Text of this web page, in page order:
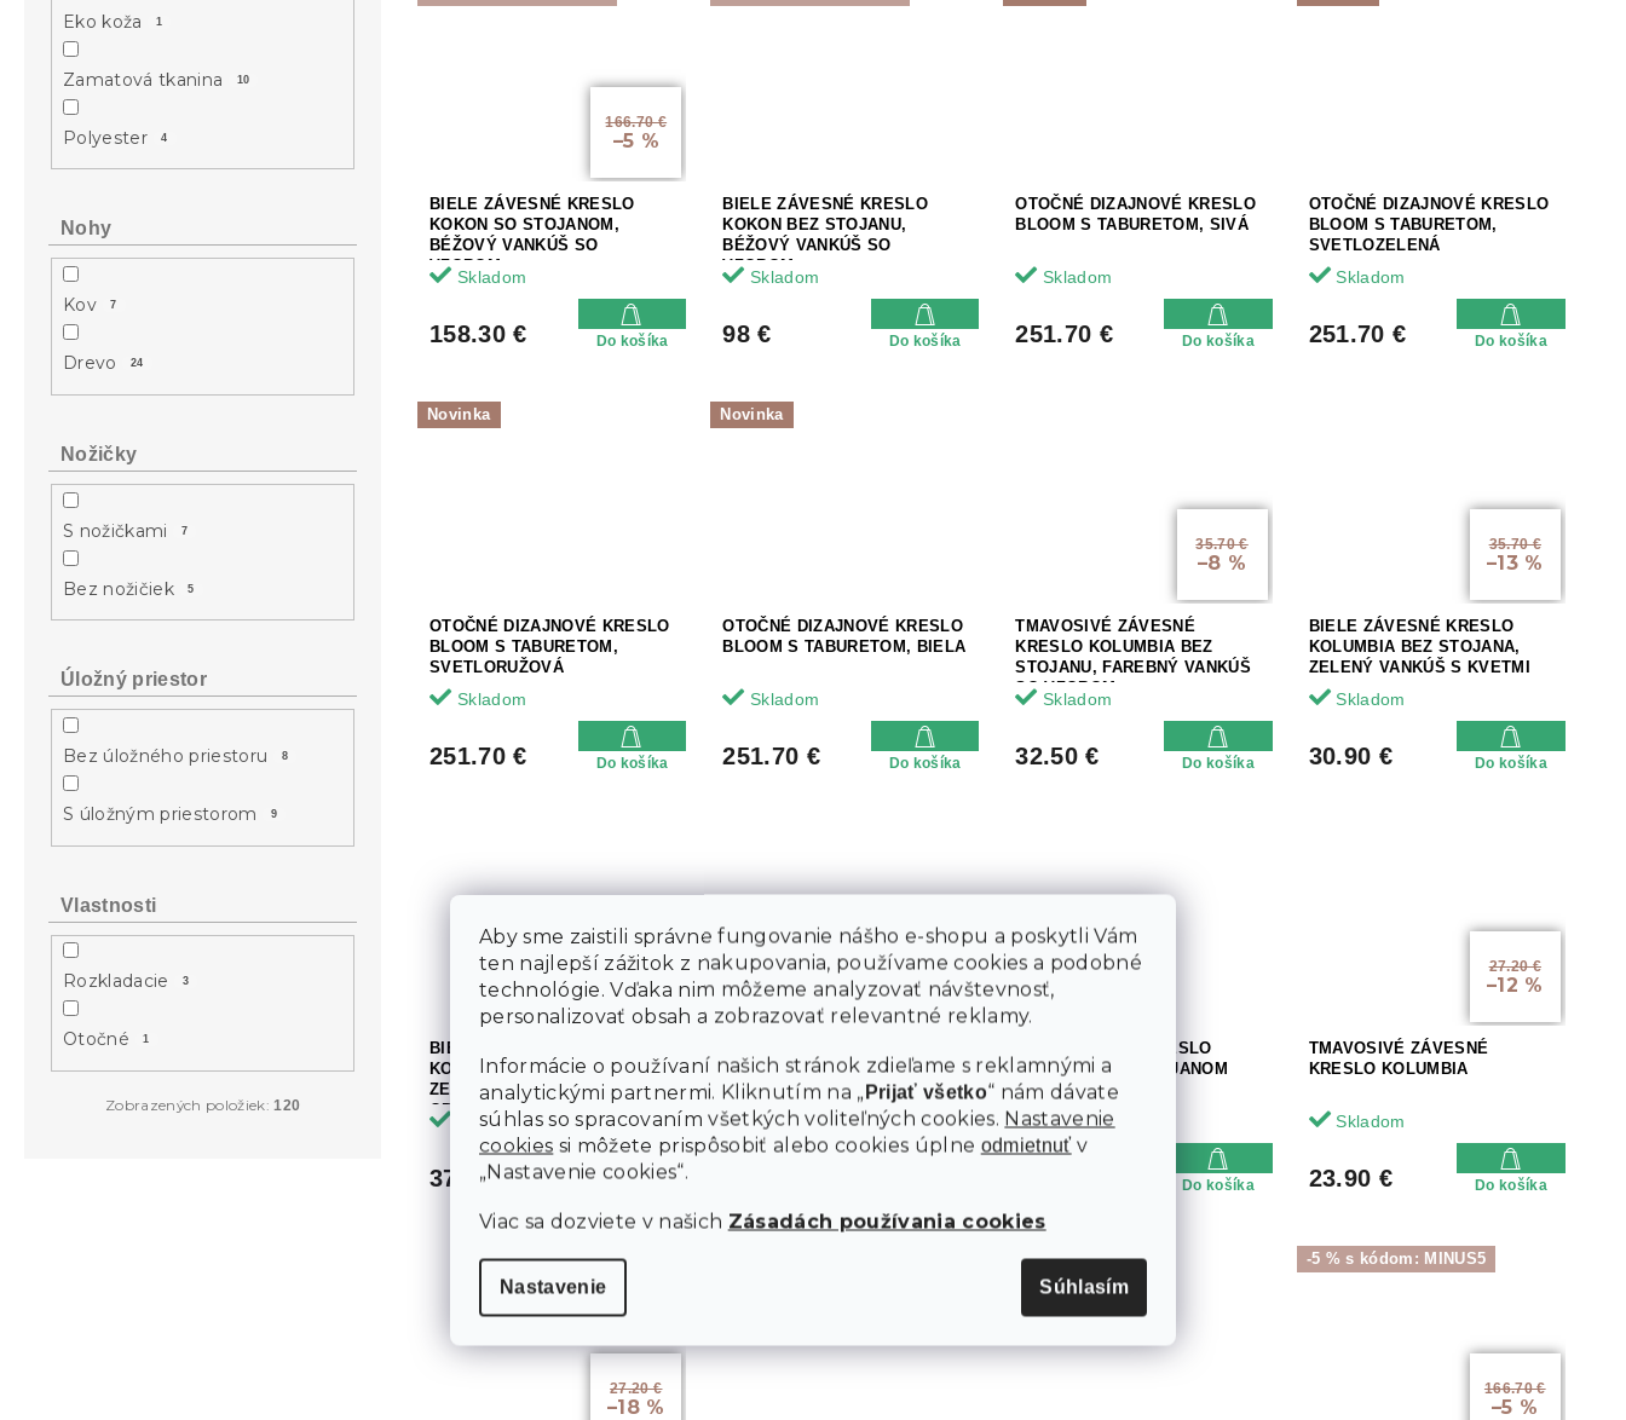
Aby sme zaistili správne fungovanie nášho e-shopu a poskytli Vám
ten najlepší zážitok z nakupovania, používame cookies a podobné
technológie. Vďaka nim môžeme analyzovať návštevnosť,
personalizovať obsah a zobrazovať relevantné reklamy.
Informácie o používaní našich stránok zdieľame s reklamnými a
analytickými partnermi. Kliknutím na „ Prijať všetko“ nám dávate
súhlas so spracovaním všetkých voliteľných cookies. Nastavenie
cookies si môžete prispôsobiť alebo cookies úplne odmietnuť v
„Nastavenie cookies“.
Viac sa dozviete v našich Zásadách používania cookies
Nastavenie Súhlasím
Eko koža 1
Zamatová tkanina 10
Polyester 4
Nohy
Kov 7
Drevo 24
Nožičky
S nožičkami 7
Bez nožičiek 5
Úložný priestor
Bez úložného priestoru 8
S úložným priestorom 9
Vlastnosti
Rozkladacie 3
Otočné 1
Zobrazených položiek: 120
166.70 €
–5 %
BIELE ZÁVESNÉ KRESLO
KOKON SO STOJANOM,
BÉŽOVÝ VANKÚŠ SO
VZOROM
Skladom
158.30 € Do košíka
BIELE ZÁVESNÉ KRESLO
KOKON BEZ STOJANU,
BÉŽOVÝ VANKÚŠ SO
VZOROM
Skladom
98 € Do košíka
OTOČNÉ DIZAJNOVÉ KRESLO
BLOOM S TABURETOM, SIVÁ
Skladom
251.70 € Do košíka
OTOČNÉ DIZAJNOVÉ KRESLO
BLOOM S TABURETOM,
SVETLOZELENÁ
Skladom
251.70 € Do košíka
Novinka
OTOČNÉ DIZAJNOVÉ KRESLO
BLOOM S TABURETOM,
SVETLORUŽOVÁ
Skladom
251.70 € Do košíka
Novinka
OTOČNÉ DIZAJNOVÉ KRESLO
BLOOM S TABURETOM, BIELA
Skladom
251.70 € Do košíka
35.70 €
–8 %
TMAVOSIVÉ ZÁVESNÉ
KRESLO KOLUMBIA BEZ
STOJANU, FAREBNÝ VANKÚŠ
SO VZOROM
Skladom
32.50 € Do košíka
35.70 €
–13 %
BIELE ZÁVESNÉ KRESLO
KOLUMBIA BEZ STOJANA,
ZELENÝ VANKÚŠ S KVETMI
Skladom
30.90 € Do košíka
42.70 €
–11 %
BIELE ZÁVESNÉ KRESLO
KOLUMBIA BEZ STOJANU,
ZELENO-ŽLTÝ VANKÚŠ S
OPIERKOU + ZDARMA NÁPLŇ
Z DUTÉHO VLÁKNA 500 G
Skladom
37.80 €
35.70 €
–13 %
KOLUMBIA BEZ STOJANA,
BÉŽOVO-BIELY VANKÚŠ
Skladom
ŽLTÉ ZÁVESNÉ KRESLO
AMAZONIA SO STOJANOM
Skladom
Do košíka
27.20 €
–12 %
TMAVOSIVÉ ZÁVESNÉ
KRESLO KOLUMBIA
Skladom
23.90 € Do košíka
27.20 €
–18 %
-5 % s kódom: MINUS5
166.70 €
–5 %